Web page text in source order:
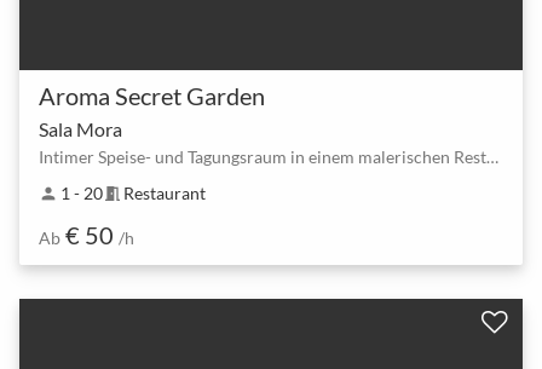
Aroma Secret Garden
Sala Mora
Intimer Speise- und Tagungsraum in einem malerischen Restaurant
person 1 - 20meeting_room Restaurant
Ab € 50 /h